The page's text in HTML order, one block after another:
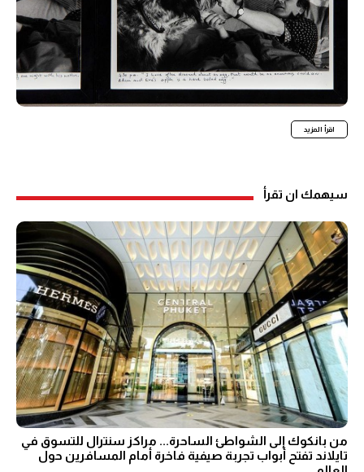
اقرأ المزيد
سيهمك ان تقرأ
من بانكوك إلى الشواطئ الساحرة... مراكز سنترال للتسوق في
تايلاند تفتح أبواب تجربة صيفية فاخرة أمام المسافرين حول